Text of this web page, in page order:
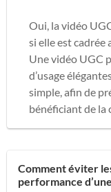
Oui, la vidéo
si elle est cadrée
Une vidéo UGC
d’usage
simple, afin de
bénéficiant de la
Comment éviter
performance